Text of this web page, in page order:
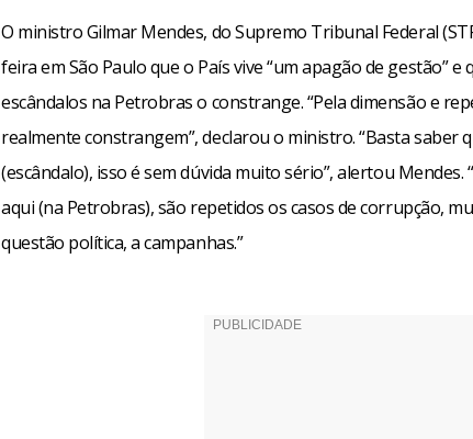
O ministro Gilmar Mendes, do Supremo Tribunal Federal
feira em São Paulo que o País vive “um apagão de gestão” e
escândalos na Petrobras o constrange. “Pela dimensão e
realmente constrangem”, declarou o ministro. “Basta saber
(escândalo), isso é sem dúvida muito sério”, alertou
aqui (na Petrobras), são repetidos os casos de corrupção,
questão política, a campanhas.”